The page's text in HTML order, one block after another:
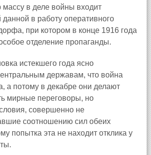
в деле войны входит
в работу оперативного
при котором в конце 1916 года
отделение пропаганды.
истекшего года ясно
державам, что война
а потому в декабре они делают
мирные переговоры, но
совершенно не
соотношению сил обеих
попытка эта не находит отклика у